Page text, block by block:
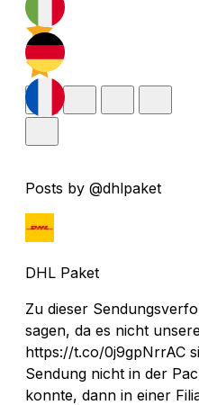
Posts by @dhlpaket
DHL Paket
Zu dieser
sagen, da es nicht
https://t.co/0j9gpNrrAC
Sendung nicht in der
konnte, dann in einer